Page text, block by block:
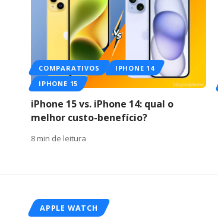
COMPARATIVOS
IPHONE 14
IPHONE 15
iPhone 15 vs. iPhone 14: qual o
melhor custo-benefício?
8 min de leitura
APPLE WATCH